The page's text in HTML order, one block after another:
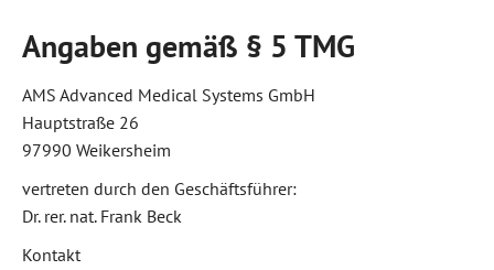
Angaben gemäß § 5 TMG
AMS Advanced Medical Systems GmbH
Hauptstraße 26
97990 Weikersheim
vertreten durch den Geschäftsführer:
Dr. rer. nat. Frank Beck
Kontakt